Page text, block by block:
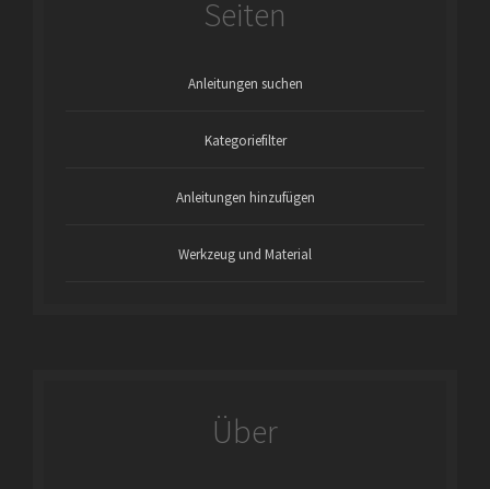
Seiten
Anleitungen suchen
Kategoriefilter
Anleitungen hinzufügen
Werkzeug und Material
Über